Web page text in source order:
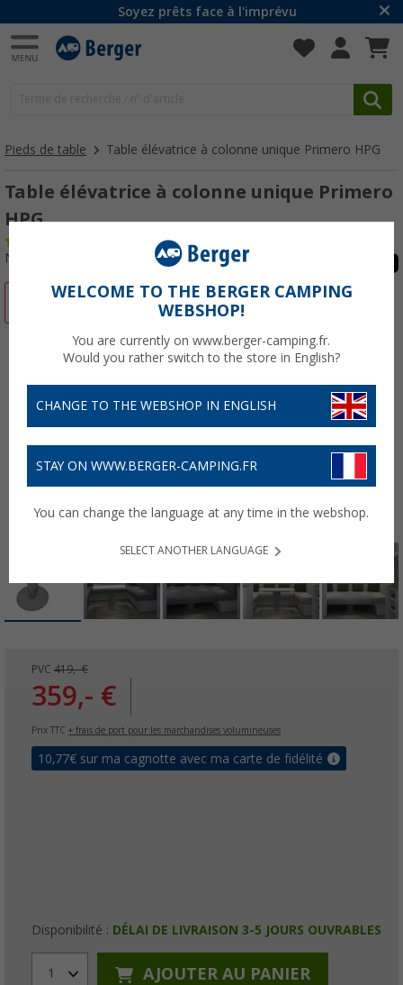
Soyez prêts face à l'imprévu
Pieds de table Table élévatrice à colonne unique Primero HPG
Table élévatrice à colonne unique Primero
HPG
N° d'art : 249570
-14%
PVC 419,- €
359,- €
Prix TTC + frais de port pour les marchandises volumineuses
10,77€ sur ma cagnotte avec ma carte de fidélité
Disponibilité : DÉLAI DE LIVRAISON 3-5 JOURS OUVRABLES
1 AJOUTER AU PANIER
WELCOME TO THE BERGER CAMPING
WEBSHOP!
You are currently on www.berger-camping.fr.
Would you rather switch to the store in English?
CHANGE TO THE WEBSHOP IN ENGLISH
STAY ON WWW.BERGER-CAMPING.FR
You can change the language at any time in the webshop.
SELECT ANOTHER LANGUAGE